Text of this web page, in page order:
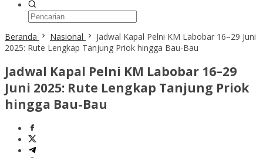
Beranda Nasional
Jadwal Kapal Pelni KM Labobar 16–29 Juni
2025: Rute Lengkap Tanjung Priok hingga Bau-Bau
Jadwal Kapal Pelni KM Labobar 16–29
Juni 2025: Rute Lengkap Tanjung Priok
hingga Bau-Bau